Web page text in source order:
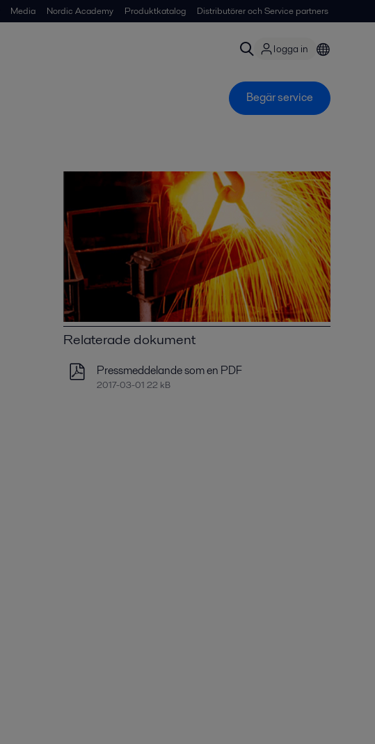
Media Nordic Academy Produktkatalog Distributörer och Service partners
logga in
Begär service
Relaterade dokument
Pressmeddelande som en PDF
2017-03-01 22 kB